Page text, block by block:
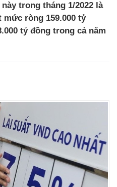
trong tháng 1/2022 là
mức ròng 159.000 tỷ
tỷ đồng trong cả năm